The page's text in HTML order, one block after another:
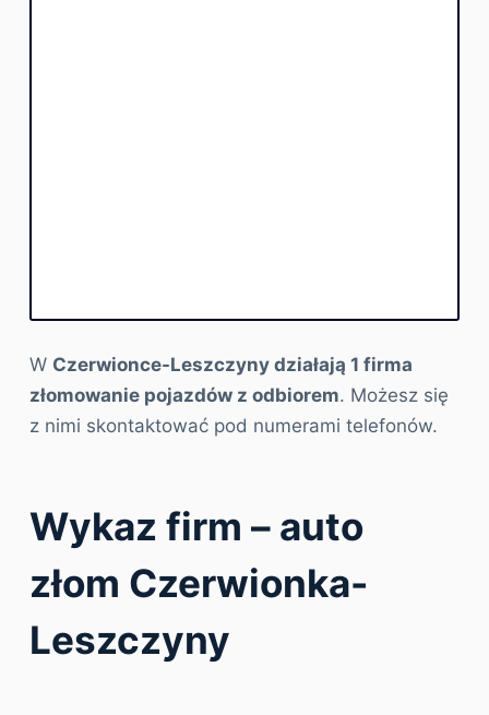
W Czerwionce-Leszczyny działają 1 firma
złomowanie pojazdów z odbiorem. Możesz się
z nimi skontaktować pod numerami telefonów.
Wykaz firm – auto
złom Czerwionka-
Leszczyny